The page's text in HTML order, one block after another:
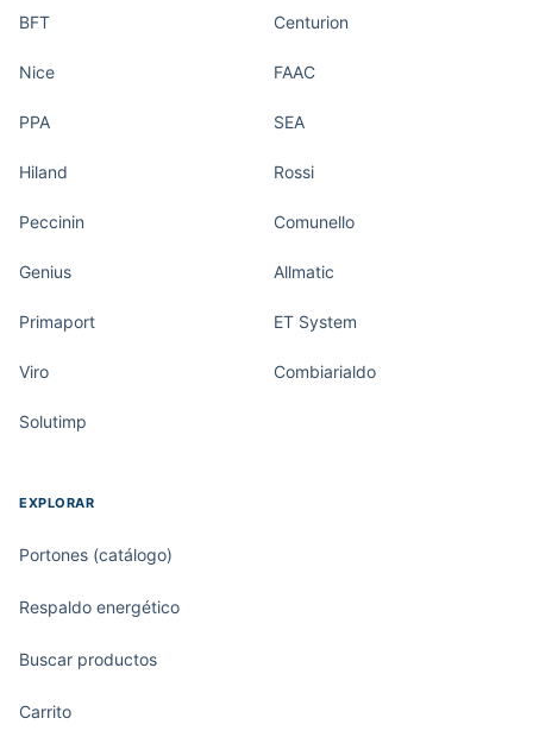
BFT Centurion
Nice FAAC
PPA SEA
Hiland Rossi
Peccinin Comunello
Genius Allmatic
Primaport ET System
Viro Combiarialdo
Solutimp
EXPLORAR
Portones (catálogo)
Respaldo energético
Buscar productos
Carrito